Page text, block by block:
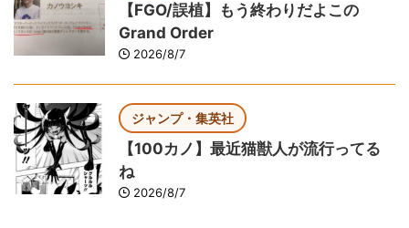
【FGO/誤植】もう終わりだよこの
Grand Order
2026/8/7
ジャンプ・集英社
【100カノ】最近猫獣人が流行ってる
ね
2026/8/7